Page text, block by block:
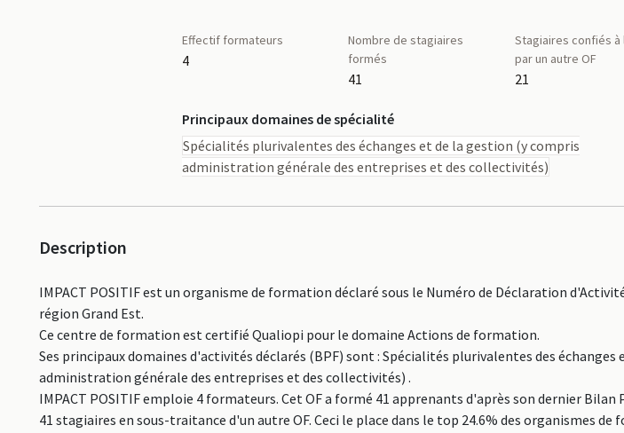
Effectif formateurs
4
Nombre de stagiaires
formés
41
Stagiaires confiés à
par un autre OF
21
Principaux domaines de spécialité
Spécialités plurivalentes des échanges et de la gestion (y compris
administration générale des entreprises et des collectivités)
Description
IMPACT POSITIF est un organisme de formation déclaré sous le Numéro de Déclaration
région Grand Est.
Ce centre de formation est certifié Qualiopi pour le domaine Actions de formation.
Ses principaux domaines d'activités déclarés (BPF) sont : Spécialités plurivalentes des
administration générale des entreprises et des collectivités) .
IMPACT POSITIF emploie 4 formateurs. Cet OF a formé 41 apprenants d'après son dernier
41 stagiaires en sous-traitance d'un autre OF. Ceci le place dans le top 24.6% des organismes